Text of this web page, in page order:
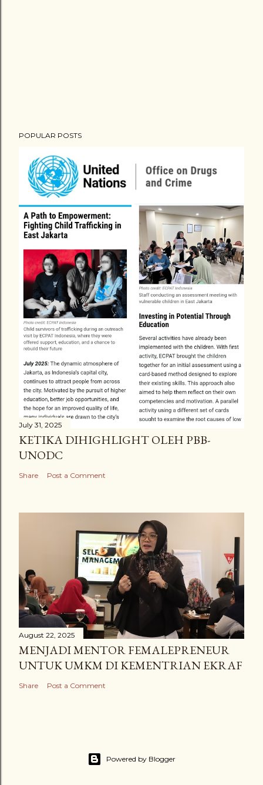
POPULAR POSTS
July 31, 2025
KETIKA DIHIGHLIGHT OLEH PBB-
UNODC
Share Post a Comment
August 22, 2025
MENJADI MENTOR FEMALEPRENEUR
UNTUK UMKM DI KEMENTRIAN EKRAF
Share Post a Comment
Powered by Blogger